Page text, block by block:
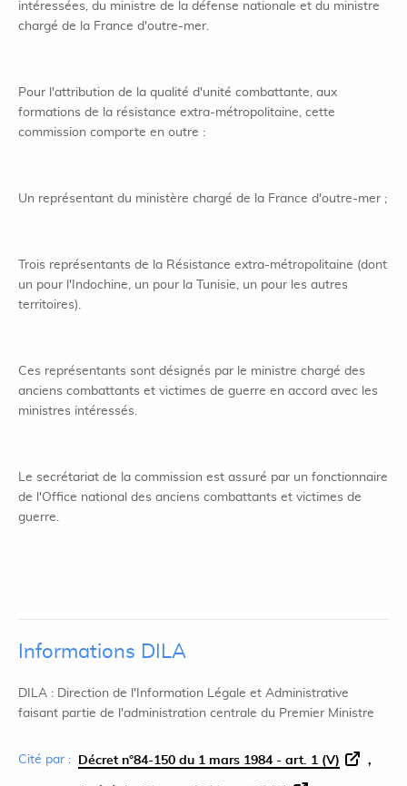
intéressées, du ministre de la défense nationale et du ministre
chargé de la France d'outre-mer.
Pour l'attribution de la qualité d'unité combattante, aux
formations de la résistance extra-métropolitaine, cette
commission comporte en outre :
Un représentant du ministère chargé de la France d'outre-mer ;
Trois représentants de la Résistance extra-métropolitaine (dont
un pour l'Indochine, un pour la Tunisie, un pour les autres
territoires).
Ces représentants sont désignés par le ministre chargé des
anciens combattants et victimes de guerre en accord avec les
ministres intéressés.
Le secrétariat de la commission est assuré par un fonctionnaire
de l'Office national des anciens combattants et victimes de
guerre.
Informations DILA
DILA : Direction de l'Information Légale et Administrative
faisant partie de l'administration centrale du Premier Ministre
Cité par : Décret n°84-150 du 1 mars 1984 - art. 1 (V)